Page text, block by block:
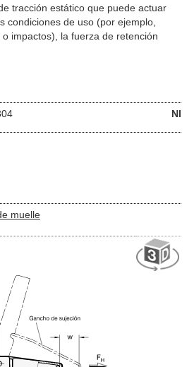
tracción estático que puede actuar
condiciones de uso (por ejemplo,
impactos), la fuerza de retención
NI
muelle